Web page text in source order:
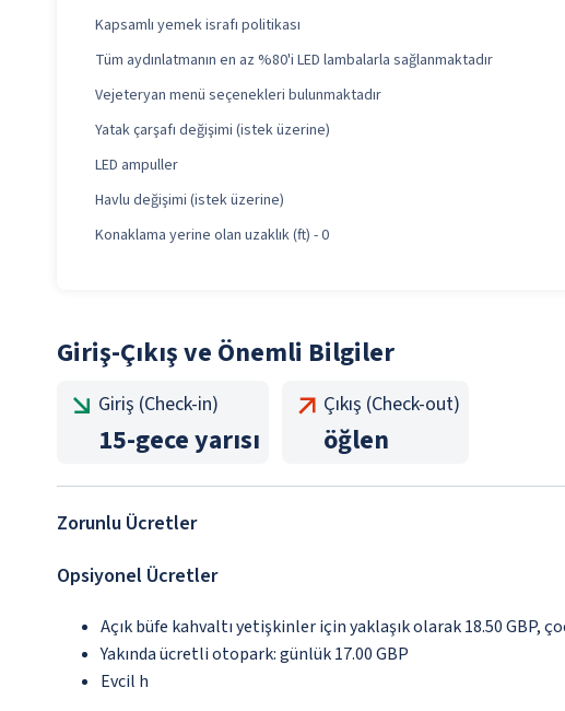
Kapsamlı yemek israfı politikası
Tüm aydınlatmanın en az %80'i LED lambalarla sağlanmaktadır
Vejeteryan menü seçenekleri bulunmaktadır
Yatak çarşafı değişimi (istek üzerine)
LED ampuller
Havlu değişimi (istek üzerine)
Konaklama yerine olan uzaklık (ft) - 0
Giriş-Çıkış ve Önemli Bilgiler
Giriş (Check-in)
15-gece yarısı
Çıkış (Check-out)
öğlen
Zorunlu Ücretler
Opsiyonel Ücretler
Açık büfe kahvaltı yetişkinler için yaklaşık olarak 18.50 GBP,
Yakında ücretli otopark: günlük 17.00 GBP
Evcil h